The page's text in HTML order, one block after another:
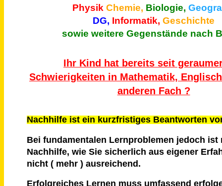
Physik Chemie, Biologie,
DG, Informatik, Geschichte
sowie weitere Gegenstände nach
Ihr Kind hat bereits seit
Schwierigkeiten in Mathematik,
anderen Fach ?
Nachhilfe ist ein kurzfristiges Beantworten
Bei fundamentalen Lernproblemen jedoch ist
Nachhilfe, wie Sie sicherlich aus eigener
nicht ( mehr ) ausreichend.
Erfolgreiches Lernen muss umfassend